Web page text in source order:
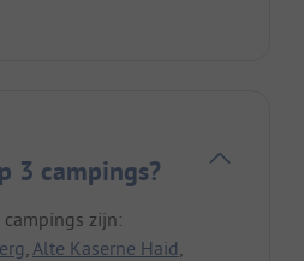
3 campings?
zijn:
Alte Kaserne Haid